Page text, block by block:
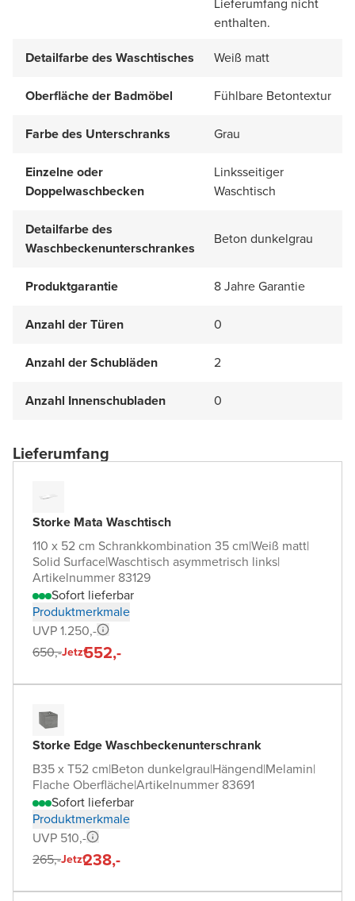
enthalten.
Detailfarbe des Waschtisches
Weiß matt
Oberfläche der Badmöbel Fühlbare Betontextur
Farbe des Unterschranks Grau
Einzelne oder
Doppelwaschbecken
Linksseitiger
Waschtisch
Detailfarbe des
Waschbeckenunterschrankes
Beton dunkelgrau
Produktgarantie 8 Jahre Garantie
Anzahl der Türen 0
Anzahl der Schubläden 2
Anzahl Innenschubladen 0
Lieferumfang
Storke Mata Waschtisch
110 x 52 cm Schrankkombination 35 cm|Weiß matt|
Solid Surface|Waschtisch asymmetrisch links|
Artikelnummer 83129
Sofort lieferbar
Produktmerkmale
UVP 1.250,-
650,-Jetzt552,-
Storke Edge Waschbeckenunterschrank
B35 x T52 cm|Beton dunkelgrau|Hängend|Melamin|
Flache Oberfläche|Artikelnummer 83691
Sofort lieferbar
Produktmerkmale
UVP 510,-
265,-Jetzt238,-